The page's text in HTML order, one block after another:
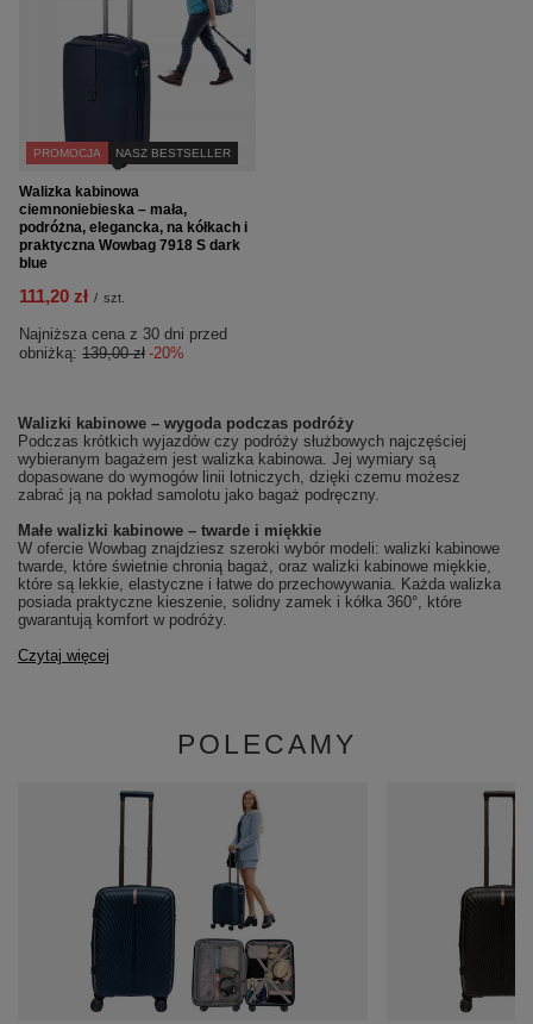
PROMOCJA NASZ BESTSELLER
Walizka kabinowa
ciemnoniebieska – mała,
podróżna, elegancka, na kółkach i
praktyczna Wowbag 7918 S dark
blue
111,20 zł / szt.
Najniższa cena z 30 dni przed
obniżką: 139,00 zł -20%
Walizki kabinowe – wygoda podczas podróży
Podczas krótkich wyjazdów czy podróży służbowych najczęściej
wybieranym bagażem jest walizka kabinowa. Jej wymiary są
dopasowane do wymogów linii lotniczych, dzięki czemu możesz
zabrać ją na pokład samolotu jako bagaż podręczny.
Małe walizki kabinowe – twarde i miękkie
W ofercie Wowbag znajdziesz szeroki wybór modeli: walizki kabinowe
twarde, które świetnie chronią bagaż, oraz walizki kabinowe miękkie,
które są lekkie, elastyczne i łatwe do przechowywania. Każda walizka
posiada praktyczne kieszenie, solidny zamek i kółka 360°, które
gwarantują komfort w podróży.
Czytaj więcej
POLECAMY